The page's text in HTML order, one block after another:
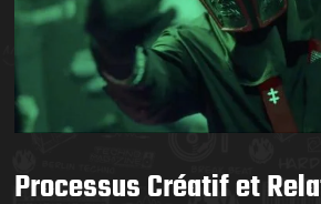
Processus Créatif et